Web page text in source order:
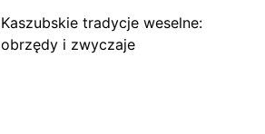
Kaszubskie tradycje weselne:
obrzędy i zwyczaje